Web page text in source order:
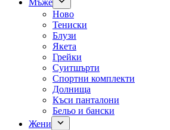
Мъже
Ново
Тениски
Блузи
Якета
Грейки
Суитшърти
Спортни комплекти
Долнища
Къси панталони
Бельо и бански
Жени